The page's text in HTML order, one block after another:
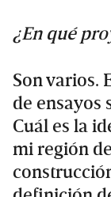
¿En qué
Son varios.
de ensayos
Cuál es la
mi región